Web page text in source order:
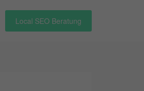
Local SEO Beratung